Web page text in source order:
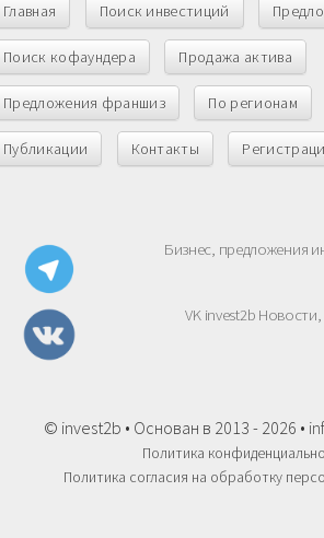
Главная Поиск инвестиций
Поиск кофаундера Продажа актива
Предложения франшиз По регионам
Публикации Контакты
Бизнес, предложения
VK invest2b
© invest2b • Основан в 2013 - 2026 •
Политика
Политика согласия на обработку